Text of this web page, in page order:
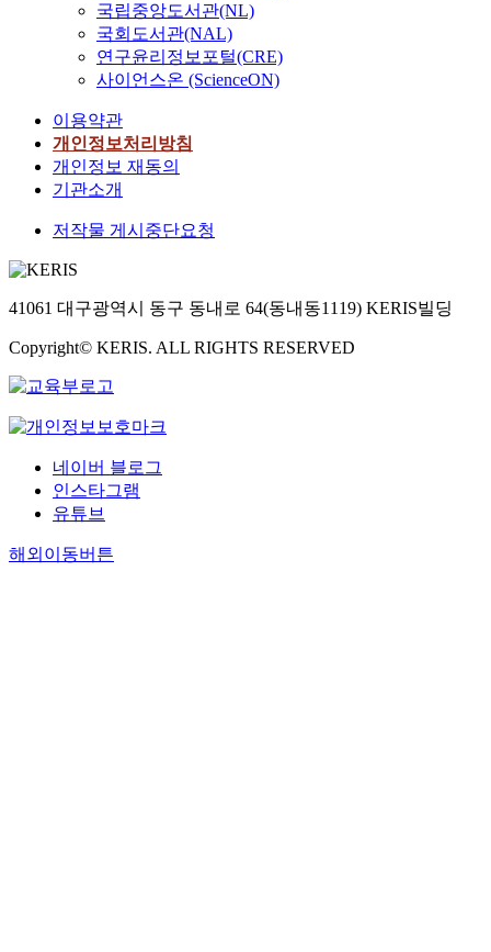
국립중앙도서관(NL)
국회도서관(NAL)
연구윤리정보포털(CRE)
사이언스온 (ScienceON)
이용약관
개인정보처리방침
개인정보 재동의
기관소개
저작물 게시중단요청
41061 대구광역시 동구 동내로 64(동내동1119) KERIS빌딩
Copyright© KERIS. ALL RIGHTS RESERVED
네이버 블로그
인스타그램
유튜브
해외이동버튼